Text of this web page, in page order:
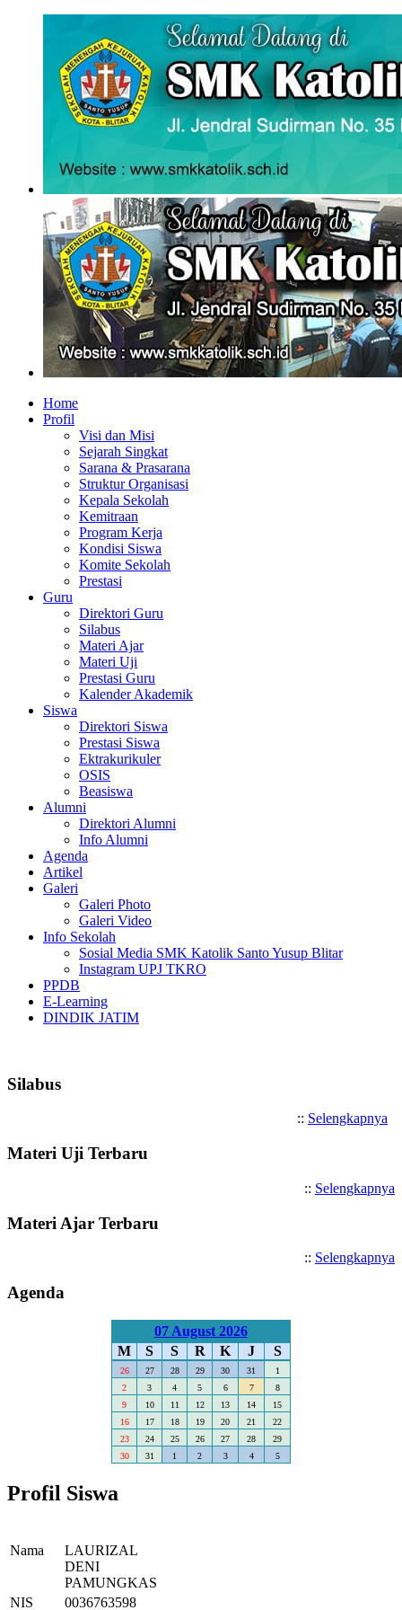
Home
Profil
Visi dan Misi
Sejarah Singkat
Sarana & Prasarana
Struktur Organisasi
Kepala Sekolah
Kemitraan
Program Kerja
Kondisi Siswa
Komite Sekolah
Prestasi
Guru
Direktori Guru
Silabus
Materi Ajar
Materi Uji
Prestasi Guru
Kalender Akademik
Siswa
Direktori Siswa
Prestasi Siswa
Ektrakurikuler
OSIS
Beasiswa
Alumni
Direktori Alumni
Info Alumni
Agenda
Artikel
Galeri
Galeri Photo
Galeri Video
Info Sekolah
Sosial Media SMK Katolik Santo Yusup Blitar
Instagram UPJ TKRO
PPDB
E-Learning
DINDIK JATIM
Silabus
:: Selengkapnya
Materi Uji Terbaru
:: Selengkapnya
Materi Ajar Terbaru
:: Selengkapnya
Agenda
07 August 2026
M
S S R K J S
26 27 28 29 30 31
1
2
3 4 5 6 7
8
9
10 11 12 13 14
15
16
17 18 19 20 21
22
23
24 25 26 27 28
29
30
31 1 2 3 4 5
Profil Siswa
Nama
LAURIZAL
DENI
PAMUNGKAS
NIS
0036763598